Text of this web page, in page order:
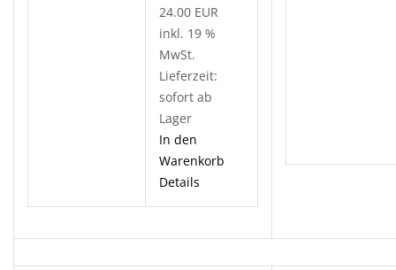
24.00 EUR
inkl. 19 %
MwSt.
Lieferzeit:
sofort ab
Lager
In den
Warenkorb
Details